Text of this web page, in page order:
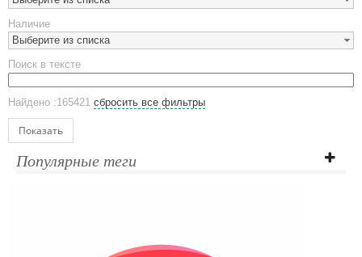
Предметы сервировки
Стаканы
Эко кружки
ЕВРОПОСУДА
Аксессуары
Ежедневники и блокноты
Датированные ежедневники
Планинги недатированные
Наличие
Выберите из списка
Поиск в тексте
Найдено :165421 сбросить все фильтры
Показать
Популярные теги